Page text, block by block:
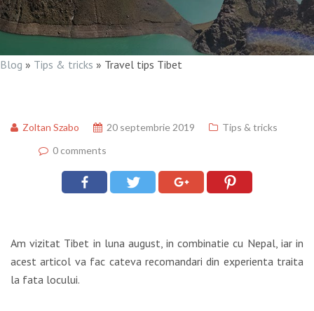
Blog » Tips & tricks » Travel tips Tibet
Zoltan Szabo 20 septembrie 2019
Tips & tricks
0 comments
Am vizitat Tibet in luna august, in combinatie cu Nepal, iar in
acest articol va fac cateva recomandari din experienta traita
la fata locului.